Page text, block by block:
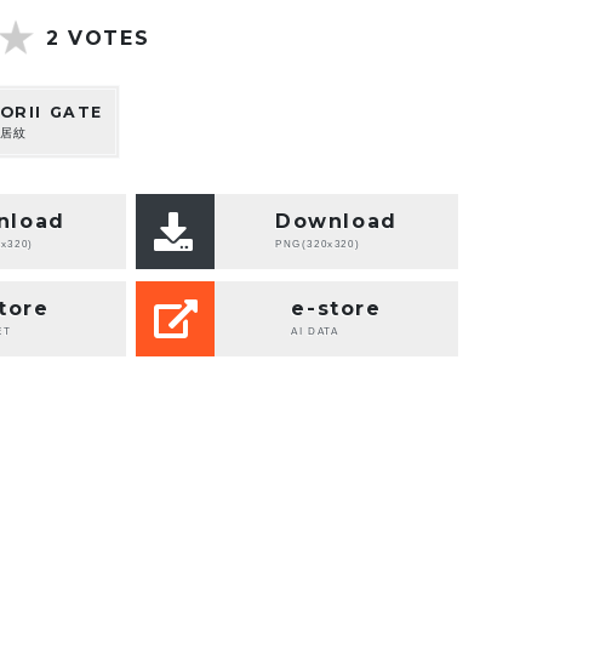
2 VOTES
GATE
紋
Download
PNG(320x320)
e-store
AI DATA